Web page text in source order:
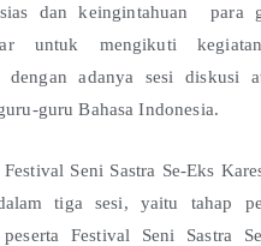
dan keingintahuan para
untuk mengikuti
dengan adanya sesi diskusi
guru Bahasa Indonesia.
Festival Seni Sastra Se-Eks
tiga sesi, yaitu tahap
Festival Seni Sastra